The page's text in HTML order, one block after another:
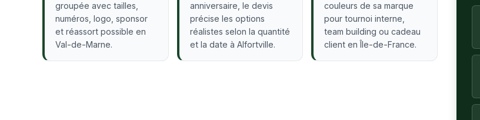
groupée avec tailles,
numéros, logo, sponsor
et réassort possible en
Val-de-Marne.
anniversaire, le devis
précise les options
réalistes selon la quantité
et la date à Alfortville.
couleurs de sa marque
pour tournoi interne,
team building ou cadeau
client en Île-de-France.